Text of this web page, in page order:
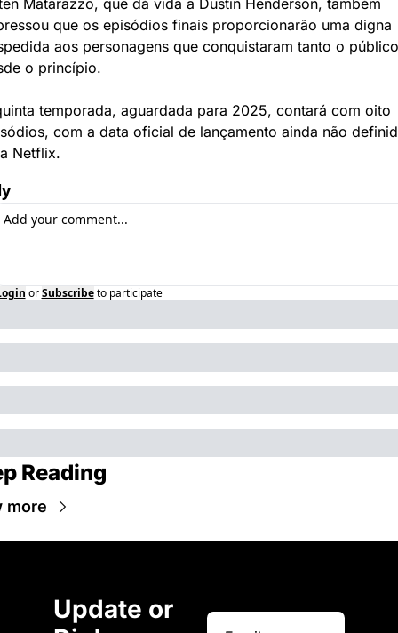
Matarazzo, que dá vida a Dustin Henderson, também
que os episódios finais proporcionarão uma digna
aos personagens que conquistaram tanto o público
o princípio.
temporada, aguardada para 2025, contará com oito
com a data oficial de lançamento ainda não
Netflix.
or Subscribe to participate
Reading
more
Update or